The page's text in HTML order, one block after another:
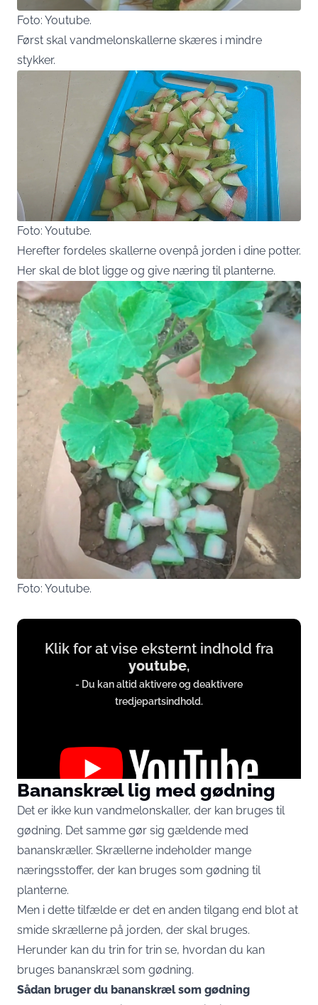
Foto: Youtube.
Først skal vandmelonskallerne skæres i mindre
stykker.
Foto: Youtube.
Herefter fordeles skallerne ovenpå jorden i dine potter.
Her skal de blot ligge og give næring til planterne.
Foto: Youtube.
Display
content
www.youtube.com
Klik for at vise eksternt indhold fra
youtube,
- Du kan altid aktivere og deaktivere
tredjepartsindhold.
Du accepterer hermed at vise eksternt tredjepartsindhold.
tredjepartstjenester.
External content
Privacy statement
Bananskræl lig med gødning
Det er ikke kun vandmelonskaller, der kan bruges til
gødning. Det samme gør sig gældende med
bananskræller. Skrællerne indeholder mange
næringsstoffer, der kan bruges som gødning til
planterne.
Men i dette tilfælde er det en anden tilgang end blot at
smide skrællerne på jorden, der skal bruges.
Herunder kan du trin for trin se, hvordan du kan
bruges bananskræl som gødning.
Sådan bruger du bananskræl som gødning